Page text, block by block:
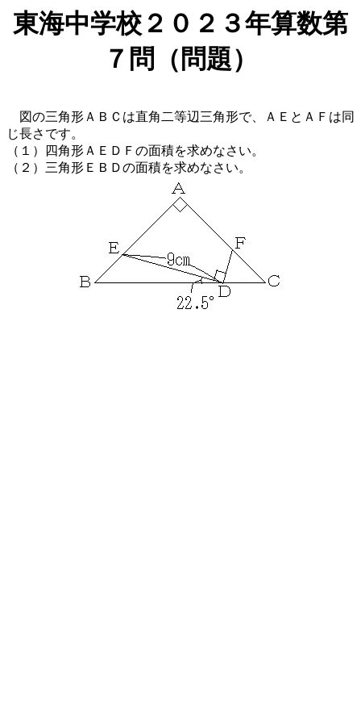
東海中学校２０２３年算数第
７問（問題）
図の三角形ＡＢＣは直角二等辺三角形で、ＡＥとＡＦは同
じ長さです。
（１）四角形ＡＥＤＦの面積を求めなさい。
（２）三角形ＥＢＤの面積を求めなさい。